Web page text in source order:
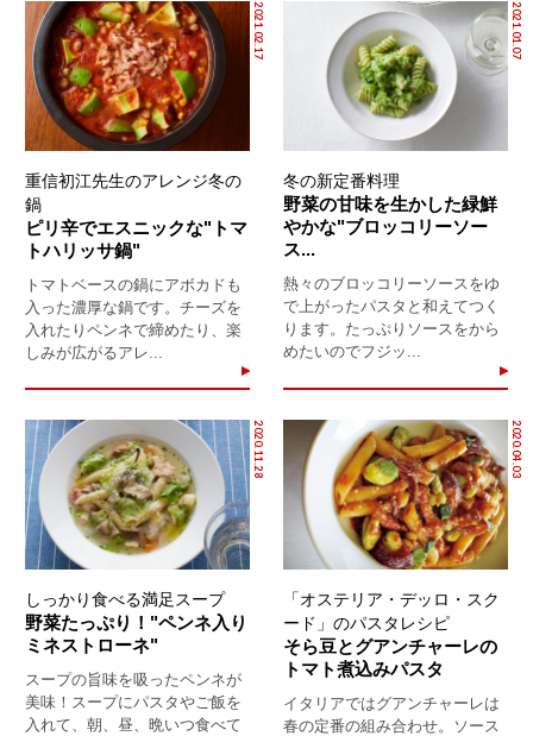
2021.02.17
重信初江先生のアレンジ冬の
鍋
ピリ辛でエスニックな"トマ
トハリッサ鍋"
トマトベースの鍋にアボカドも
入った濃厚な鍋です。チーズを
入れたりペンネで締めたり、楽
しみが広がるアレ...
2021.01.07
冬の新定番料理
野菜の甘味を生かした緑鮮
やかな"ブロッコリーソー
ス...
熱々のブロッコリーソースをゆ
で上がったパスタと和えてつく
ります。たっぷりソースをから
めたいのでフジッ...
2020.11.28
しっかり食べる満足スープ
野菜たっぷり！"ペンネ入り
ミネストローネ"
スープの旨味を吸ったペンネが
美味！スープにパスタやご飯を
入れて、朝、昼、晩いつ食べて
2020.04.03
「オステリア・デッロ・スク
ード」のパスタレシピ
そら豆とグアンチャーレの
トマト煮込みパスタ
イタリアではグアンチャーレは
春の定番の組み合わせ。ソース